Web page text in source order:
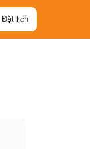
Đặt lịch